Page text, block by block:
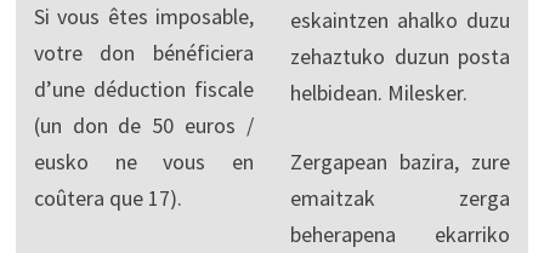
Si vous êtes imposable,
votre don bénéficiera
d’une déduction fiscale
(un don de 50 euros /
eusko ne vous en
coûtera que 17).
eskaintzen ahalko duzu
zehaztuko duzun posta
helbidean. Milesker.
Zergapean bazira, zure
emaitzak zerga
beherapena ekarriko